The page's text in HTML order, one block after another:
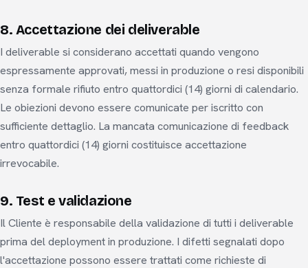
8. Accettazione dei deliverable
I deliverable si considerano accettati quando vengono
espressamente approvati, messi in produzione o resi disponibili
senza formale rifiuto entro quattordici (14) giorni di calendario.
Le obiezioni devono essere comunicate per iscritto con
sufficiente dettaglio. La mancata comunicazione di feedback
entro quattordici (14) giorni costituisce accettazione
irrevocabile.
9. Test e validazione
Il Cliente è responsabile della validazione di tutti i deliverable
prima del deployment in produzione. I difetti segnalati dopo
l'accettazione possono essere trattati come richieste di